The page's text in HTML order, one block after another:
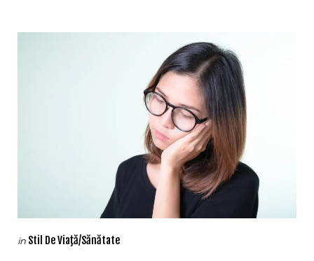
Categories
Posted
in Stil De Viaţă/Sănătate